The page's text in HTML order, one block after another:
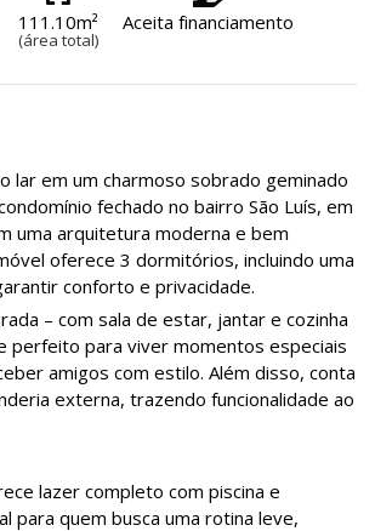
111.10m²
(área total)
Aceita financiamento
lar em um charmoso sobrado geminado
fechado no bairro São Luís, em
uma arquitetura moderna e bem
oferece 3 dormitórios, incluindo uma
conforto e privacidade.
– com sala de estar, jantar e cozinha
perfeito para viver momentos especiais
amigos com estilo. Além disso, conta
externa, trazendo funcionalidade ao
lazer completo com piscina e
para quem busca uma rotina leve,